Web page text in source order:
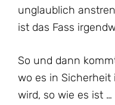
unglaublich
ist das Fass
So und dann
wo es in Sicherheit
wird, so wie es ist